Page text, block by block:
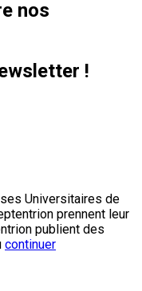
nos
!
Universitaires de
prennent leur
publient des
continuer